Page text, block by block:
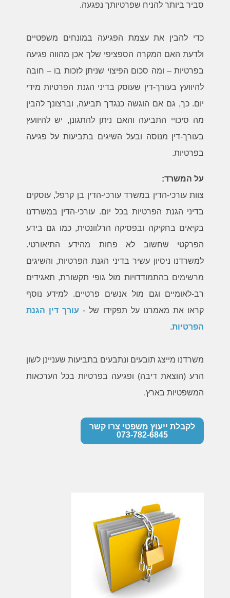
סביר ביותר להניח שפרטיותך נפגעה.
כדי להבין את עצמת הפגיעה במונחים משפטיים
ולדעת האם המקרה הספציפי שלך אכן מהווה פגיעה
בפרטיות – ומה סכום הפיצוי שניתן לזכות בו – חובה
להיוועץ בעורך-דין שעוסק בדיני הגנת הפרטיות מידי
יום. כך, גם אם הוגשה כנגדך תביעה, וברצונך להבין
מה סיכויי התביעה והאם ניתן להתגונן, יש להיוועץ
בעורך-דין מנוסה ובעל השיגים בתביעות על פגיעה
בפרטיות.
על המשרד:
צוות עורכי-הדין במשרד עורכי-הדין בן קרפל, עוסקים
בדיני הגנת הפרטיות בכל יום. עורכי-הדין במשרדנו
בקיאים בחקיקה ובפסיקה הרלוונטית, כמו גם בידע
הפרקטי שחשוב לא פחות מהידע התיאורטי.
למשרדנו ניסיון עשיר בדיני הגנת הפרטיות, והשיגים
מרשימים בהתמודדויות מול גופי תקשורת, תאגידים
רב-לאומיים וגם מול אנשים פרטיים. למידע נוסף
קראו את מאמרנו על תפקידו של - עורך דין הגנת
הפרטיות.
משרדנו מייצג תובעים ונתבעים בתביעות שעניינן לשון
הרע (הוצאת דיבה) ופגיעה בפרטיות בכל הערכאות
המשפטיות בארץ.
לקבלת ייעוץ משפטי צרו קשר
073-782-6845